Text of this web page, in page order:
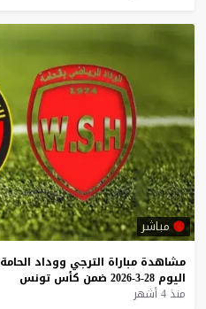
مباشر
مشاهدة مباراة الترجي ووداد الحامة
اليوم 28-3-2026 ضمن كأس تونس
منذ 4 أشهر